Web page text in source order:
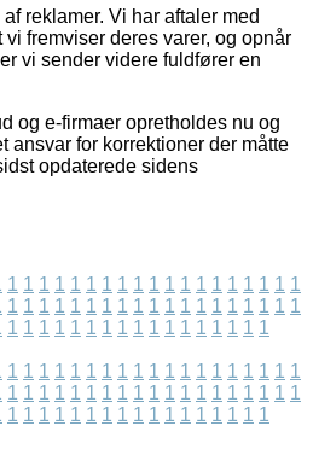
reklamer. Vi har aftaler med
fremviser deres varer, og opnår
vi sender videre fuldfører en
og e-firmaer opretholdes nu og
ansvar for korrektioner der måtte
opdaterede sidens
1 1 1 1 1 1 1 1 1 1 1 1 1 1 1 1 1 1 1
1 1 1 1 1 1 1 1 1 1 1 1 1 1 1 1 1 1 1
1 1 1 1 1 1 1 1 1 1 1 1 1 1 1 1 1
1 1 1 1 1 1 1 1 1 1 1 1 1 1 1 1 1 1 1
1 1 1 1 1 1 1 1 1 1 1 1 1 1 1 1 1 1 1
1 1 1 1 1 1 1 1 1 1 1 1 1 1 1 1 1